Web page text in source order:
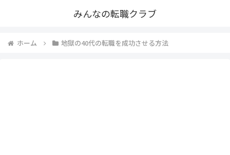
みんなの転職クラブ
ホーム 地獄の40代の転職を成功させる方法